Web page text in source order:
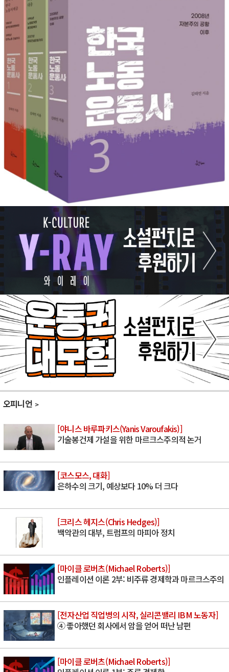
오피니언
[야니스 바루파키스(Yanis Varoufakis)]
기술봉건제 가설을 위한 마르크스주의적 논거
[코스모스, 대화]
은하수의 크기, 예상보다 10% 더 크다
[크리스 헤지스(Chris Hedges)]
백악관의 대부, 트럼프의 마피아 정치
[마이클 로버츠(Michael Roberts)]
인플레이션 이론 2부: 비주류 경제학과 마르크스주의
[전자산업 직업병의 시작, 실리콘밸리 IBM 노동자]
④ 좋아했던 회사에서 암을 얻어 떠난 남편
[마이클 로버츠(Michael Roberts)]